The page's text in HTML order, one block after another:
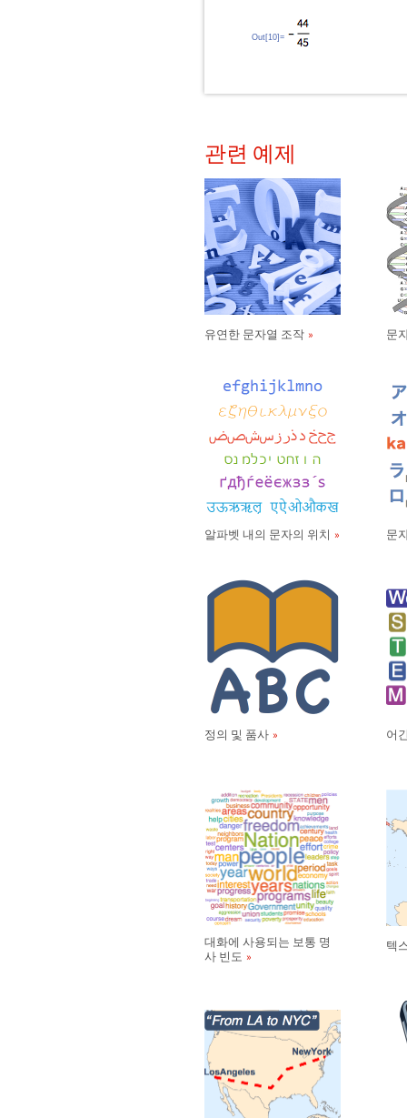
Out[10]=
관련 예제
유연한 문자열 조작 문
알파벳 내의 문자의 위치 문
정의 및 품사 어
대화에 사용되는 보통 명
사 빈도
텍